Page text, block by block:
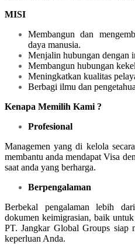
MISI
Membangun dan
daya manusia.
Menjalin hubungan dengan
Membangun hubungan
Meningkatkan kualitas
Berbagi ilmu dan
Kenapa Memilih Kami ?
Profesional
Managemen yang di kelola
membantu anda mendapat Visa
saat anda yang berharga.
Berpengalaman
Berbekal pengalaman lebih
dokumen keimigrasian, baik
PT. Jangkar Global Groups siap
keperluan Anda.